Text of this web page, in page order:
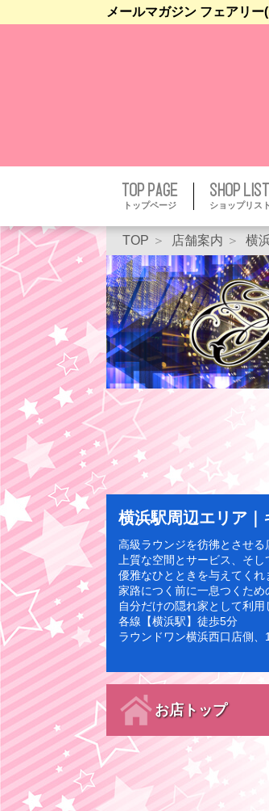
メールマガジン フェアリ
トップページ ショップリスト
TOP 店舗案内 横
横浜駅周辺エリア
高級ラウンジを彷彿とさせる
上質な空間とサービス、そし
優雅なひとときを与えてくれ
家路につく前に一息つくため
自分だけの隠れ家として利用
各線【横浜駅】徒歩5分
ラウンドワン横浜西口店側
お店トップ